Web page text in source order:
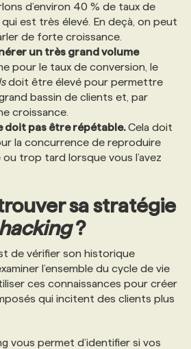
d’environ 40 % de taux de
est très élevé. En deçà, on peut
de forte croissance.
un très grand volume
pour le taux de conversion, le
doit être élevé pour permettre
bassin de clients et, par
croissance.
doit pas être répétable.Cela doit
la concurrence de reproduire
trop tard lorsque vous l’avez
sa stratégie
?
de vérifier son historique
l’ensemble du cycle de vie
ces connaissances pour créer
qui incitent des clients plus
vous permet d’identifier si vos